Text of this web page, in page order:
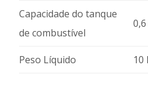
Capacidade do tanque
de combustível
Peso Líquido 10